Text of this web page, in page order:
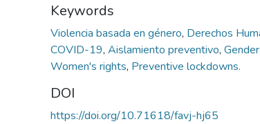
Keywords
Violencia basada en género, Derechos
COVID-19, Aislamiento preventivo,
Women's rights, Preventive lockdowns.
DOI
https://doi.org/10.71618/favj-hj65